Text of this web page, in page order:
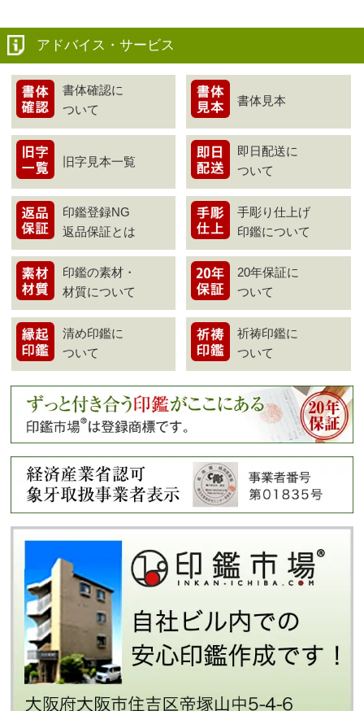
アドバイス・サービス
書体確認に
ついて
書体見本
旧字見本一覧
即日配送に
ついて
印鑑登録NG
返品保証とは
手彫り仕上げ
印鑑について
印鑑の素材・
材質について
20年保証に
ついて
清め印鑑に
ついて
祈祷印鑑に
ついて